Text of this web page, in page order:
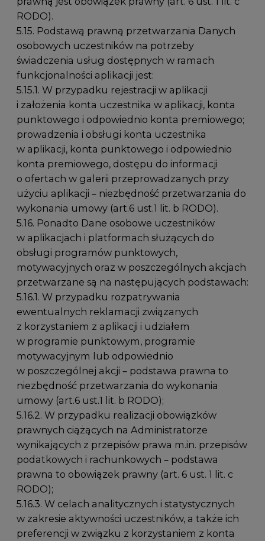
RODO).
5.15. Podstawą prawną przetwarzania Danych
osobowych uczestników na potrzeby
świadczenia usług dostępnych w ramach
funkcjonalności aplikacji jest:
5.15.1. W przypadku rejestracji w aplikacji
i założenia konta uczestnika w aplikacji, konta
punktowego i odpowiednio konta premiowego;
prowadzenia i obsługi konta uczestnika
w aplikacji, konta punktowego i odpowiednio
konta premiowego, dostępu do informacji
o ofertach w galerii przeprowadzanych przy
użyciu aplikacji – niezbędność przetwarzania do
wykonania umowy (art.6 ust.1 lit. b RODO).
5.16. Ponadto Dane osobowe uczestników
w aplikacjach i platformach służących do
obsługi programów punktowych,
motywacyjnych oraz w poszczególnych akcjach
przetwarzane są na następujących podstawach:
5.16.1. W przypadku rozpatrywania
ewentualnych reklamacji związanych
z korzystaniem z aplikacji i udziałem
w programie punktowym, programie
motywacyjnym lub odpowiednio
w poszczególnej akcji – podstawa prawna to
niezbędność przetwarzania do wykonania
umowy (art.6 ust.1 lit. b RODO);
5.16.2. W przypadku realizacji obowiązków
prawnych ciążących na Administratorze
wynikających z przepisów prawa m.in. przepisów
podatkowych i rachunkowych – podstawa
prawna to obowiązek prawny (art. 6 ust. 1 lit. c
RODO);
5.16.3. W celach analitycznych i statystycznych
w zakresie aktywności uczestników, a także ich
preferencji w związku z korzystaniem z konta